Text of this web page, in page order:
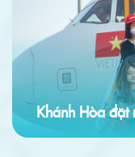
Khánh Hòa đặt